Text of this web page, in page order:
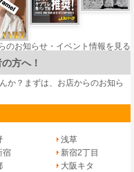
のお知らせ・イベント情報を見る
方へ！
か？まずは、 お店からのお知ら
浅草
宿
新宿2丁目
大阪キタ